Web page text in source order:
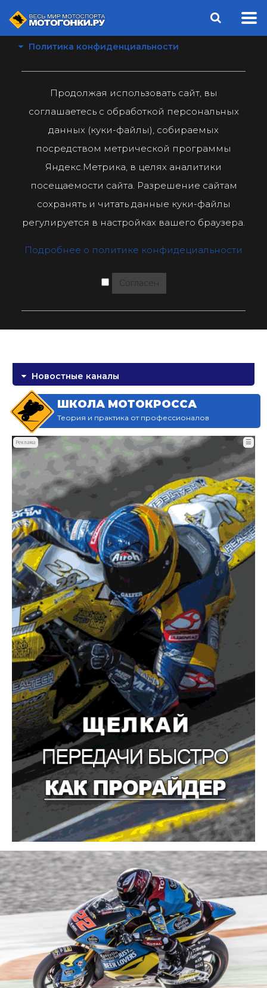
Политика конфиденциальности
Продолжая использовать сайт, вы
соглашаетесь с обработкой персональных
данных (куки-файлы), собираемых
посредством метрической программы
Яндекс.Метрика, в целях аналитики
посещаемости сайта. Разрешение сайтам
сохранять и читать данные куки-файлы
регулируется в настройках вашего браузера.
Подробнее о политике конфидециальности
Согласен
Новостные каналы
ШКОЛА МОТОКРОССА
Теория и практика от профессионалов
Реклама ☰